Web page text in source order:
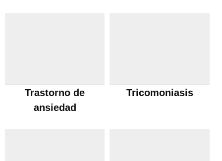
Trastorno de
ansiedad
Tricomoniasis